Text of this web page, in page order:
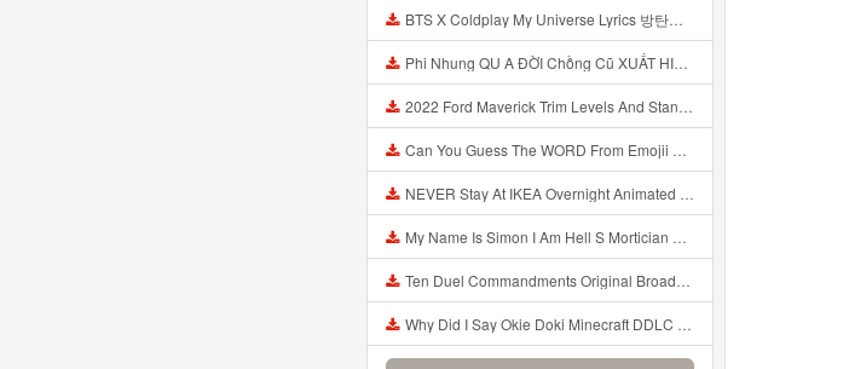
BTS X Coldplay My Universe Lyrics 방탄소년단 콜드플레이 My Universe 가사 Color Coded Lyrics Han Rom Eng Mp3
Phi Nhung QU A ĐỜI Chồng Cũ XUẤT HIỆN Khóc Hối Hận Vì Làm Điều KHỦNG KHIẾP Với Cô Mp3
2022 Ford Maverick Trim Levels And Standard Features Explained Mp3
Can You Guess The WORD From Emojii COMPOUND WORD EMOJII CHALLENGE 90 PEOPLE FAIL Guess Mp3
NEVER Stay At IKEA Overnight Animated SCP 3008 Horror Story Mp3
My Name Is Simon I Am Hell S Mortician And I Am Going To Kill God Creepypasta Mp3
Ten Duel Commandments Original Broadway Cast Of Hamilton Lyrics Mp3
Why Did I Say Okie Doki Minecraft DDLC Animated Music Video Song By The Stupendium Mp3